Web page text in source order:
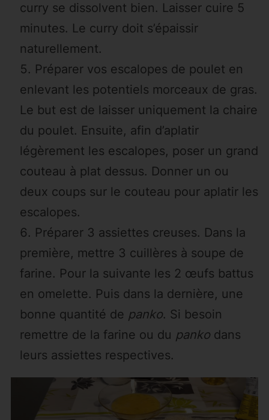
curry se dissolvent bien. Laisser cuire 5
minutes. Le curry doit s’épaissir
naturellement.
Préparer vos escalopes de poulet en
enlevant les potentiels morceaux de gras.
Le but est de laisser uniquement la chaire
du poulet. Ensuite, afin d’aplatir
légèrement les escalopes, poser un grand
couteau à plat dessus. Donner un ou
deux coups sur le couteau pour aplatir les
escalopes.
Préparer 3 assiettes creuses. Dans la
première, mettre 3 cuillères à soupe de
farine. Pour la suivante les 2 œufs battus
en omelette. Puis dans la dernière, une
bonne quantité de panko. Si besoin
remettre de la farine ou du pankodans
leurs assiettes respectives.